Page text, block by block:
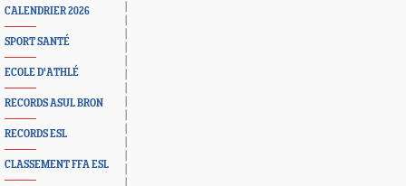
CALENDRIER 2026
SPORT SANTÉ
ECOLE D'ATHLÉ
RECORDS ASUL BRON
RECORDS ESL
CLASSEMENT FFA ESL